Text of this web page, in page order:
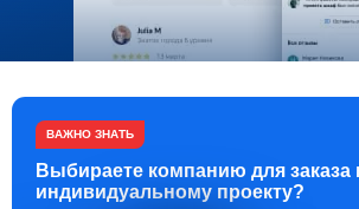
ВАЖНО ЗНАТЬ
Выбираете компанию для заказа
индивидуальному проекту?